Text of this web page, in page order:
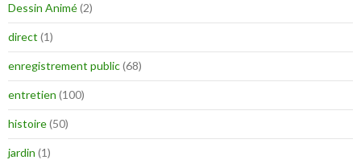
Dessin Animé(2)
direct (1)
enregistrement public(68)
entretien (100)
histoire(50)
jardin (1)